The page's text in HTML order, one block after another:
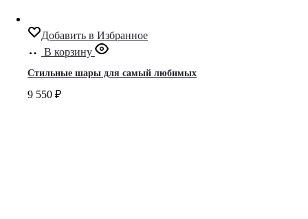
Добавить в Избранное
В корзину
Стильные шары для самый любимых
9 550 ₽